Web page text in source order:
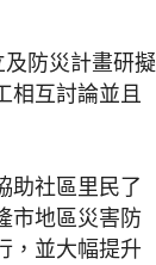
防災計畫研擬
相互討論並且
助社區里民了
市地區災害防
，並大幅提升